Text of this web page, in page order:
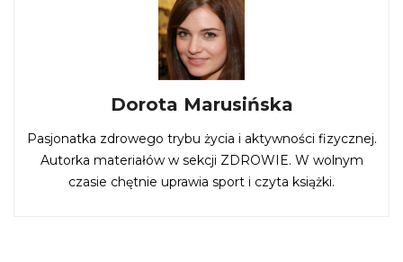
Dorota Marusińska
Pasjonatka zdrowego trybu życia i aktywności fizycznej.
Autorka materiałów w sekcji ZDROWIE. W wolnym
czasie chętnie uprawia sport i czyta książki.